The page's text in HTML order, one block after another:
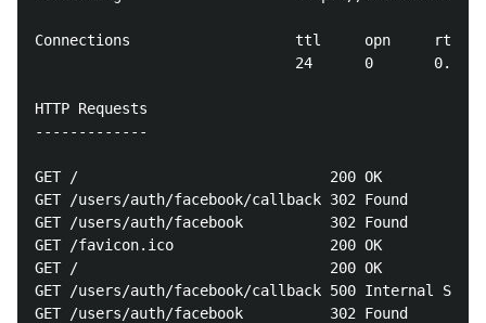
Connections                   ttl     opn     rt1
24      0       0.00
HTTP Requests
-------------
GET /                             200 OK
GET /users/auth/facebook/callback 302 Found
GET /users/auth/facebook          302 Found
GET /favicon.ico                  200 OK
GET /                             200 OK
GET /users/auth/facebook/callback 500 Internal
GET /users/auth/facebook          302 Found